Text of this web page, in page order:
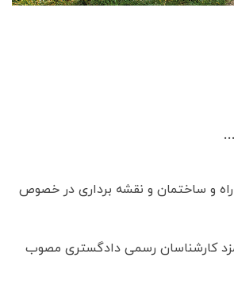
و ساختمان و نقشه برداری در خصوص
کارشناسان رسمی دادگستری مصوب